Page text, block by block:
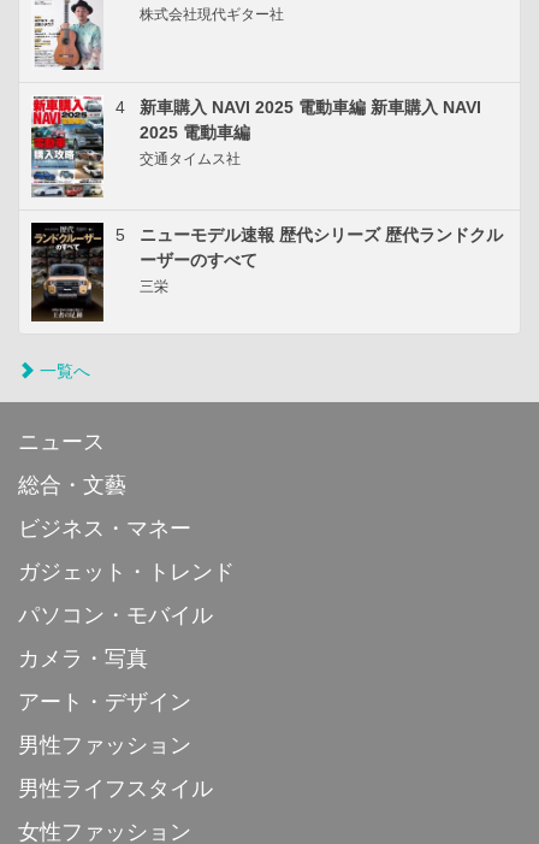
株式会社現代ギター社
4
新車購入 NAVI 2025 電動車編 新車購入 NAVI
2025 電動車編
交通タイムス社
5
ニューモデル速報 歴代シリーズ 歴代ランドクル
ーザーのすべて
三栄
一覧へ
ニュース
総合・文藝
ビジネス・マネー
ガジェット・トレンド
パソコン・モバイル
カメラ・写真
アート・デザイン
男性ファッション
男性ライフスタイル
女性ファッション